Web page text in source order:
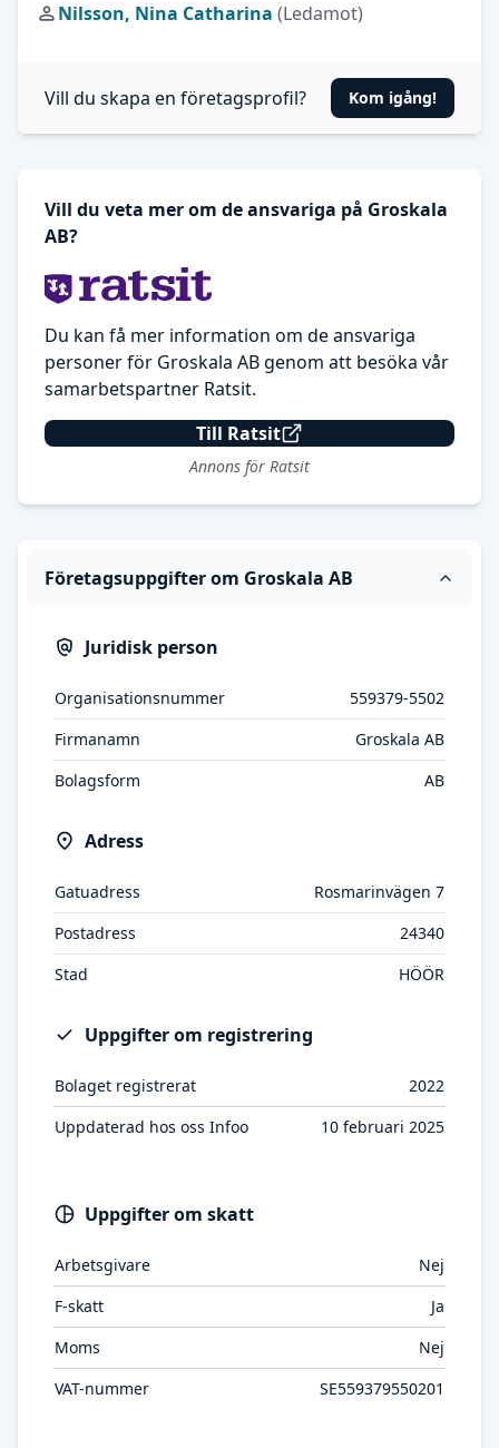
Nilsson, Nina Catharina (Ledamot)
Vill du skapa en företagsprofil? Kom igång!
Vill du veta mer om de ansvariga på Groskala
AB?
Du kan få mer information om de ansvariga
personer för Groskala AB genom att besöka vår
samarbetspartner Ratsit.
Till Ratsit
Annons för Ratsit
Företagsuppgifter om Groskala AB
Juridisk person
Organisationsnummer
559379-5502
Firmanamn
Groskala AB
Bolagsform
AB
Adress
Gatuadress
Rosmarinvägen 7
Postadress
24340
Stad
HÖÖR
Uppgifter om registrering
Bolaget registrerat
2022
Uppdaterad hos oss Infoo
10 februari 2025
Uppgifter om skatt
Arbetsgivare
Nej
F-skatt
Ja
Moms
Nej
VAT-nummer
SE559379550201